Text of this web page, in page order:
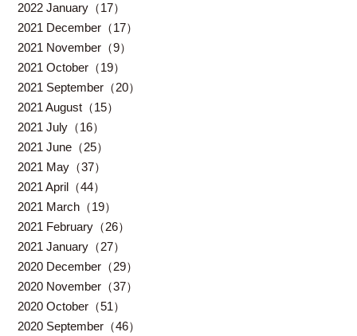
2022 January（17）
2021 December（17）
2021 November（9）
2021 October（19）
2021 September（20）
2021 August（15）
2021 July（16）
2021 June（25）
2021 May（37）
2021 April（44）
2021 March（19）
2021 February（26）
2021 January（27）
2020 December（29）
2020 November（37）
2020 October（51）
2020 September（46）